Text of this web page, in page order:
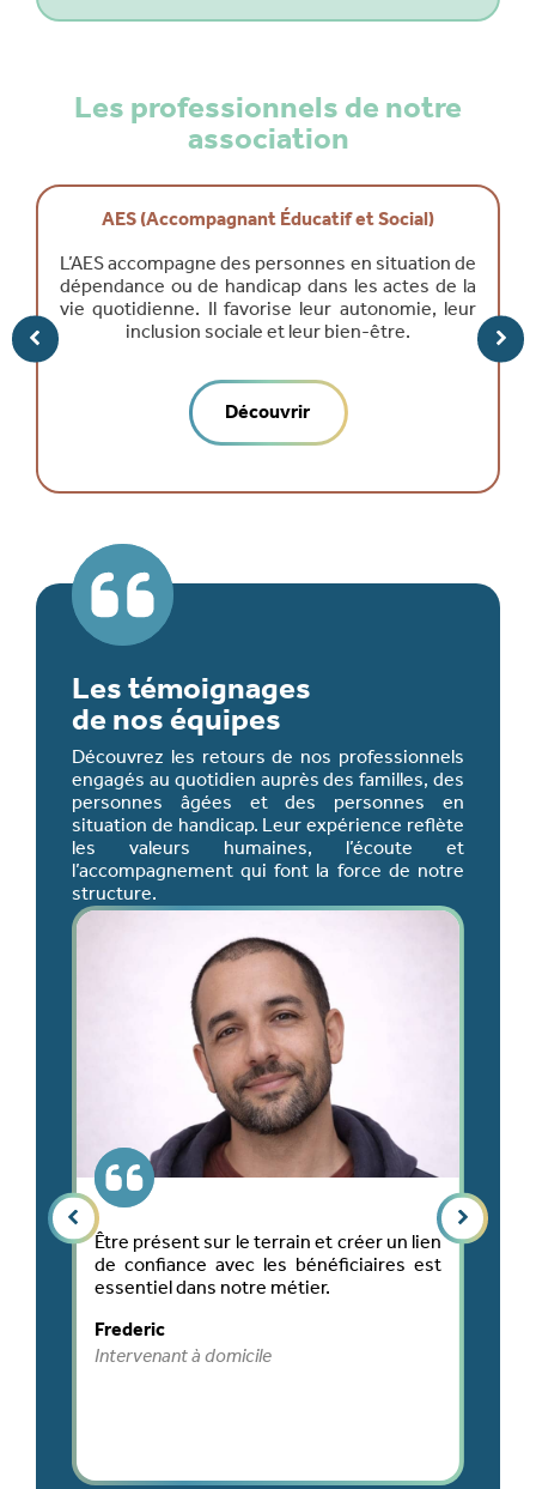
Les professionnels de notre
association
AES (Accompagnant Éducatif et Social)
L’AES accompagne des personnes en situation de
dépendance ou de handicap dans les actes de la
vie quotidienne. Il favorise leur autonomie, leur
inclusion sociale et leur bien-être.
Découvrir
Les témoignages
de nos équipes
Découvrez les retours de nos professionnels
engagés au quotidien auprès des familles, des
personnes âgées et des personnes en
situation de handicap. Leur expérience reflète
les valeurs humaines, l’écoute et
l’accompagnement qui font la force de notre
structure.
Être présent sur le terrain et créer un lien
de confiance avec les bénéficiaires est
essentiel dans notre métier.
Frederic
Intervenant à domicile